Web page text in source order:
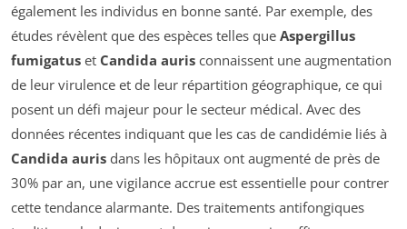
également les individus en bonne santé. Par exemple, des
études révèlent que des espèces telles que Aspergillus
fumigatus et Candida auris connaissent une augmentation
de leur virulence et de leur répartition géographique, ce qui
posent un défi majeur pour le secteur médical. Avec des
données récentes indiquant que les cas de candidémie liés à
Candida auris dans les hôpitaux ont augmenté de près de
30% par an, une vigilance accrue est essentielle pour contrer
cette tendance alarmante. Des traitements antifongiques